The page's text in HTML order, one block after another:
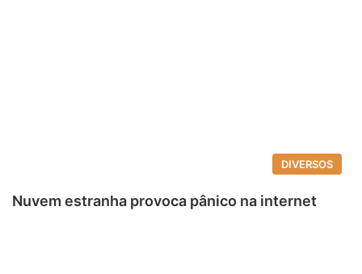
DIVERSOS
Nuvem estranha provoca pânico na internet